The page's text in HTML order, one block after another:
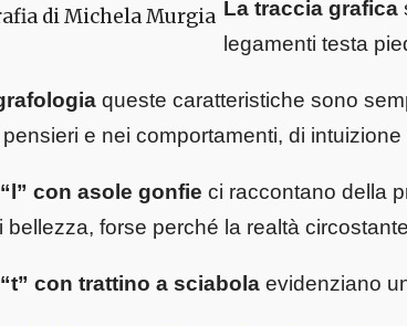
di Michela Murgia La traccia grafica
legamenti testa
queste caratteristiche sono
e nei comportamenti, di
con asole gonfie ci raccontano della
bellezza, forse perché la realtà
con trattino a sciabola evidenziano